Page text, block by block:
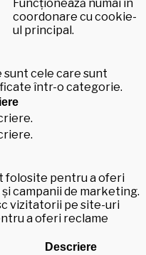
Funcționează numai în
coordonare cu cookie-
ul principal.
cele care sunt
într-o categorie.
folosite pentru a oferi
campanii de marketing.
vizitatorii pe site-uri
a oferi reclame
Descriere